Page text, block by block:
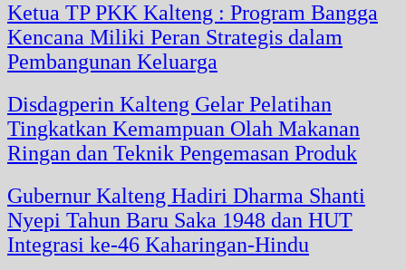
Ketua TP PKK Kalteng : Program Bangga
Kencana Miliki Peran Strategis dalam
Pembangunan Keluarga
Disdagperin Kalteng Gelar Pelatihan
Tingkatkan Kemampuan Olah Makanan
Ringan dan Teknik Pengemasan Produk
Gubernur Kalteng Hadiri Dharma Shanti
Nyepi Tahun Baru Saka 1948 dan HUT
Integrasi ke-46 Kaharingan-Hindu